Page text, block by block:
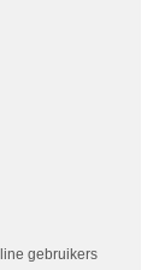
gebruikers